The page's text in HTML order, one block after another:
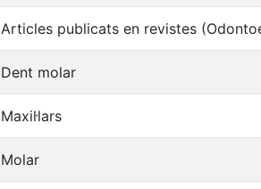
Articles publicats en revistes
Dent molar
Maxil·lars
Molar